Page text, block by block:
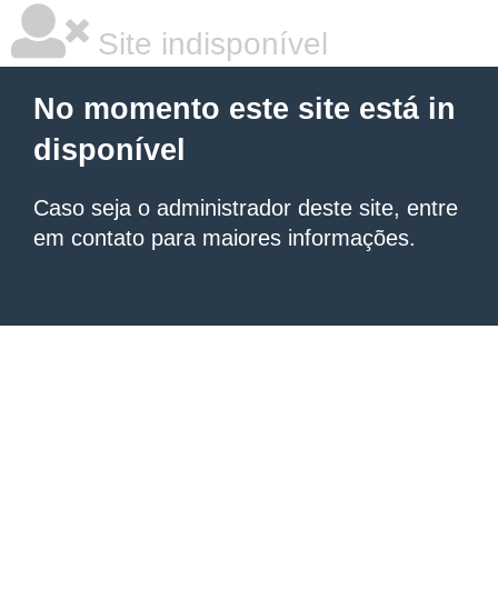
Site indisponível
No momento este site está in
disponível
Caso seja o administrador deste site, entre
em contato para maiores informações.